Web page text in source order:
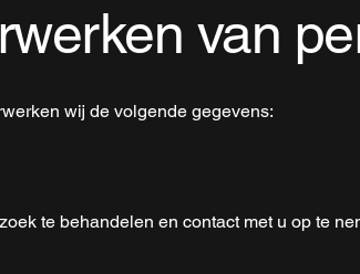
van
wij de volgende gegevens:
te behandelen en contact met u op te